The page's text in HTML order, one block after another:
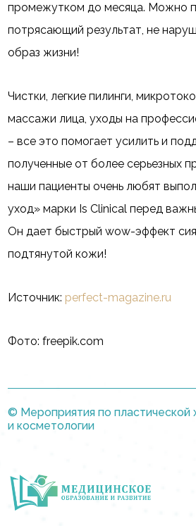
промежутком до месяца. Можно
потрясающий результат, не
образ жизни!
Чистки, легкие пилинги,
массажи лица, уходы на
– все это помогает усилить и
полученные от более серьезных
наши пациенты очень любят
уход» марки Is Clinical перед
Он дает быстрый wow-эффект
подтянутой кожи!
Источник: perfect-magazine.ru
Фото: freepik.com
© Мероприятия по пластической
и косметологии